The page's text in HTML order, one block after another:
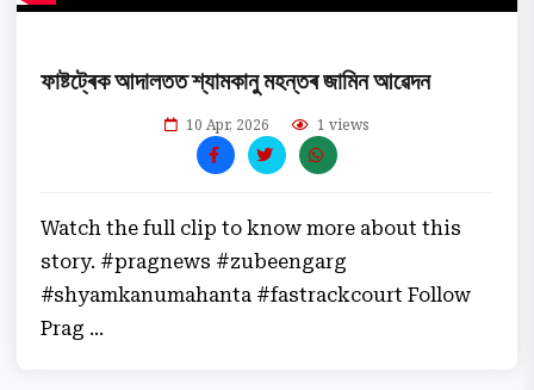
ফাষ্টট্ৰেক আদালতত শ্যামকানু মহন্তৰ জামিন আৱেদন
10 Apr, 2026 1 views
Watch the full clip to know more about this
story. #pragnews #zubeengarg
#shyamkanumahanta #fastrackcourt Follow
Prag ...